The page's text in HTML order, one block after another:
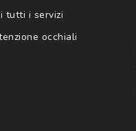
tutti i servizi
occhiali